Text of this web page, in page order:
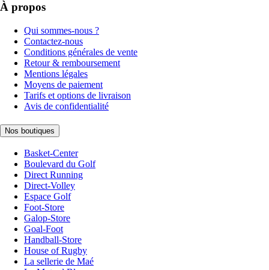
À propos
Qui sommes-nous ?
Contactez-nous
Conditions générales de vente
Retour & remboursement
Mentions légales
Moyens de paiement
Tarifs et options de livraison
Avis de confidentialité
Nos boutiques
Basket-Center
Boulevard du Golf
Direct Running
Direct-Volley
Espace Golf
Foot-Store
Galop-Store
Goal-Foot
Handball-Store
House of Rugby
La sellerie de Maé